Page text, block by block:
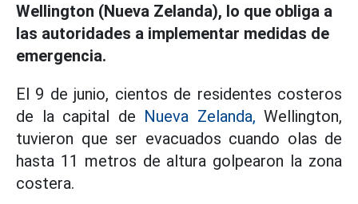
Wellington (Nueva Zelanda), lo que obliga a
las autoridades a implementar medidas de
emergencia.
El 9 de junio, cientos de residentes costeros
de la capital de Nueva Zelanda, Wellington,
tuvieron que ser evacuados cuando olas de
hasta 11 metros de altura golpearon la zona
costera.